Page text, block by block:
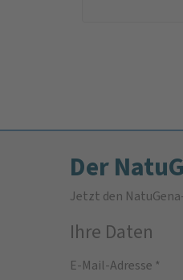
Der
Jetzt den
Ihre Daten
E-Mail-Adresse *